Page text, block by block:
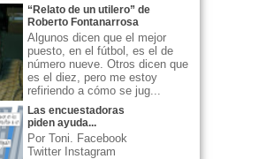
“Relato de un utilero” de
Roberto Fontanarrosa
Algunos dicen que el mejor
puesto, en el fútbol, es el de
número nueve. Otros dicen que
es el diez, pero me estoy
refiriendo a cómo se jug...
Las encuestadoras
piden ayuda...
Por Toni. Facebook
Twitter Instagram